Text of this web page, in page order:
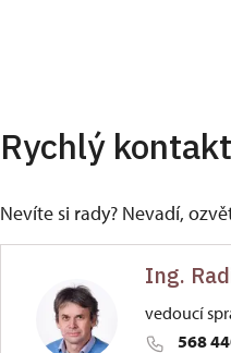
Rychlý kontakt
Nevíte si rady? Nevadí,
Ing.
vedoucí
568